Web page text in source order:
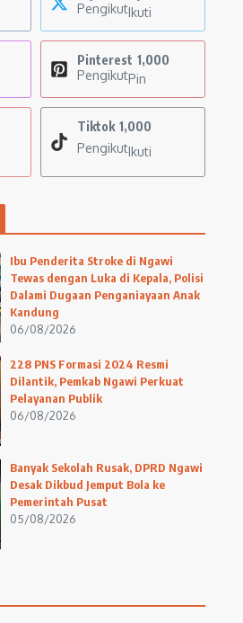
PengikutIkuti
Pinterest 1,000
PengikutPin
Tiktok 1,000
PengikutIkuti
Ibu Penderita Stroke di Ngawi
Tewas dengan Luka di Kepala, Polisi
Dalami Dugaan Penganiayaan Anak
Kandung
06/08/2026
228 PNS Formasi 2024 Resmi
Dilantik, Pemkab Ngawi Perkuat
Pelayanan Publik
06/08/2026
Banyak Sekolah Rusak, DPRD Ngawi
Desak Dikbud Jemput Bola ke
Pemerintah Pusat
05/08/2026